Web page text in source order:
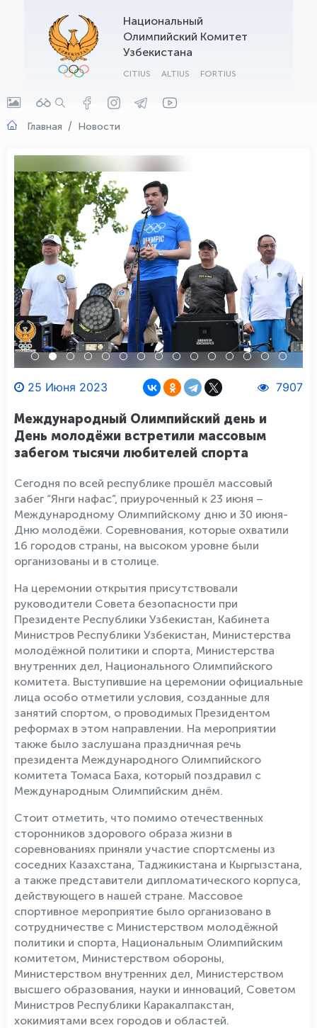
Национальный
Олимпийский Комитет
Узбекистана
CITIUS ALTIUS FORTIUS
Главная Новости
25 Июня 2023 7907
Международный Олимпийский день и
День молодёжи встретили массовым
забегом тысячи любителей спорта
Сегодня по всей республике прошёл массовый
забег “Янги нафас”, приуроченный к 23 июня –
Международному Олимпийскому дню и 30 июня-
Дню молодёжи. Соревнования, которые охватили
16 городов страны, на высоком уровне были
организованы и в столице.
На церемонии открытия присутствовали
руководители Совета безопасности при
Президенте Республики Узбекистан, Кабинета
Министров Республики Узбекистан, Министерства
молодёжной политики и спорта, Министерства
внутренних дел, Национального Олимпийского
комитета. Выступившие на церемонии официальные
лица особо отметили условия, созданные для
занятий спортом, о проводимых Президентом
реформах в этом направлении. На мероприятии
также было заслушана праздничная речь
президента Международного Олимпийского
комитета Томаса Баха, который поздравил с
Международным Олимпийским днём.
Стоит отметить, что помимо отечественных
сторонников здорового образа жизни в
соревнованиях приняли участие спортсмены из
соседних Казахстана, Таджикистана и Кыргызстана,
а также представители дипломатического корпуса,
действующего в нашей стране. Массовое
спортивное мероприятие было организовано в
сотрудничестве с Министерством молодёжной
политики и спорта, Национальным Олимпийским
комитетом, Министерством обороны,
Министерством внутренних дел, Министерством
высшего образования, науки и инноваций, Советом
Министров Республики Каракалпакстан,
хокимиятами всех городов и областей.
OLYMPCHIK AI - yordamchi
Онлайн · olympic.uz